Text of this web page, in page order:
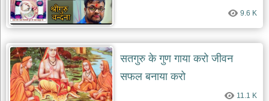
9.6 K
सतगुरु के गुण गाया करो जीवन
सफल बनाया करो
11.1 K